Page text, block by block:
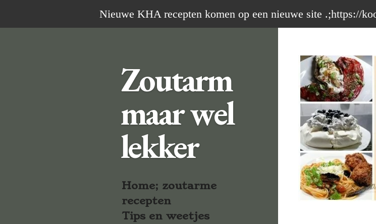
direct
Nieuwe KHA recepten komen op een nieuwe site .;https://
Zoutarm
maar wel
lekker
Home; zoutarme
recepten
Tips en weetjes